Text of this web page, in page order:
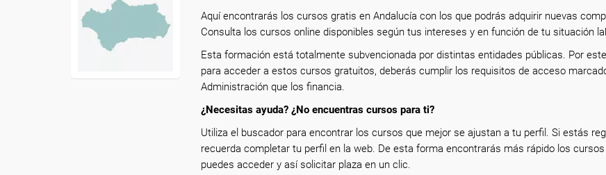
Aquí encontrarás los cursos gratis en Andalucía con los que podrás adquirir nuevas
Consulta los cursos online disponibles según tus intereses y en función de tu situación
Esta formación está totalmente subvencionada por distintas entidades públicas. Por
para acceder a estos cursos gratuitos, deberás cumplir los requisitos de acceso
Administración que los financia.
¿Necesitas ayuda? ¿No encuentras cursos para ti?
Utiliza el buscador para encontrar los cursos que mejor se ajustan a tu perfil. Si estás
recuerda completar tu perfil en la web. De esta forma encontrarás más rápido los
puedes acceder y así solicitar plaza en un clic.